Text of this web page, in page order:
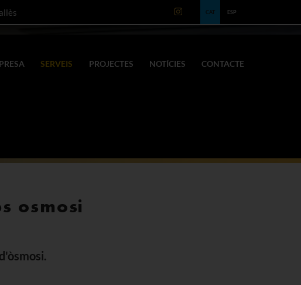
CAT ESP
SERVEIS PROJECTES NOTÍCIES CONTACTE
osmosi